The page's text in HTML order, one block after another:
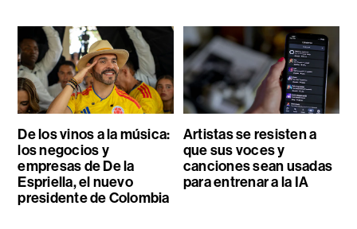
De los vinos a la música:
los negocios y
empresas de De la
Espriella, el nuevo
presidente de Colombia
Artistas se resisten a
que sus voces y
canciones sean usadas
para entrenar a la IA